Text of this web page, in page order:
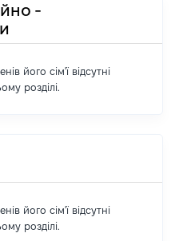
-
його сім'ї відсутні
розділі.
його сім'ї відсутні
розділі.